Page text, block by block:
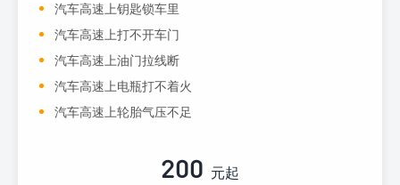
汽车高速上钥匙锁车里
汽车高速上打不开车门
汽车高速上油门拉线断
汽车高速上电瓶打不着火
汽车高速上轮胎气压不足
200 元起